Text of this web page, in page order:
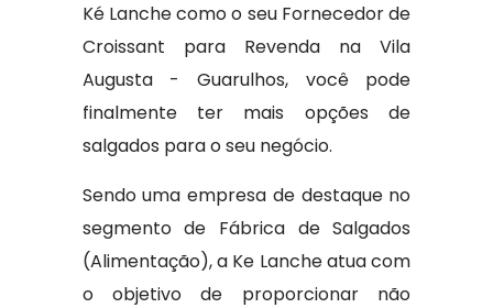
Ké Lanche como o seu Fornecedor de
Croissant para Revenda na Vila
Augusta - Guarulhos, você pode
finalmente ter mais opções de
salgados para o seu negócio.
Sendo uma empresa de destaque no
segmento de Fábrica de Salgados
(Alimentação), a Ke Lanche atua com
o objetivo de proporcionar não